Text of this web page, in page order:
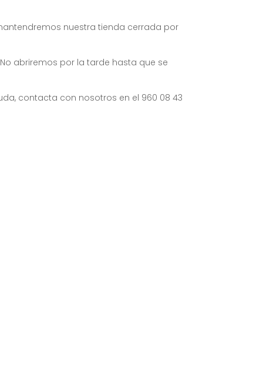
nuestra tienda cerrada por
abriremos por la tarde hasta que se
contacta con nosotros en el 960 08 43